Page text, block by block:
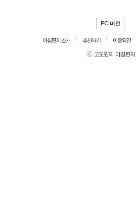
PC 버전
아침편지 소개 추천하기 이용약관
ⓒ 고도원의 아침편지